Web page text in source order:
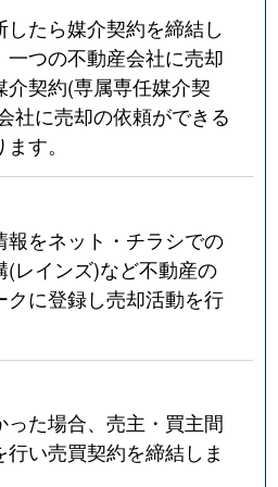
たら媒介契約を締結し
一つの不動産会社に売却
契約(専属専任媒介契
社に売却の依頼ができる
す。
報をネット・チラシでの
(レインズ)など不動産の
クに登録し売却活動を行
た場合、売主・買主間
い売買契約を締結しま